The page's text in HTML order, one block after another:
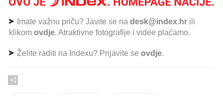
Imate važnu priču? Javite se na desk@index.hr ili
klikom ovdje. Atraktivne fotografije i videe plaćamo.
Želite raditi na Indexu? Prijavite se ovdje.